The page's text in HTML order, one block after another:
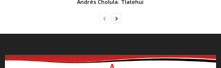
Andrés Cholula: Tlatehui